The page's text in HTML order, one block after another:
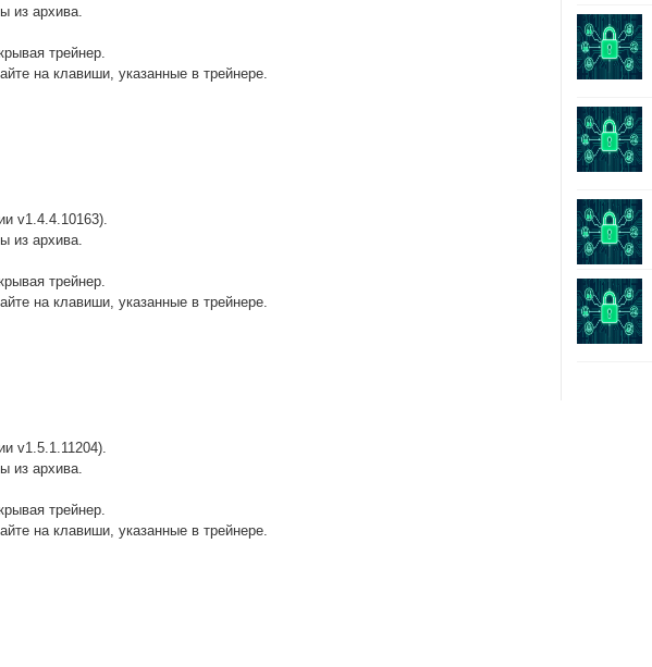
из архива.
трейнер.
на клавиши, указанные в трейнере.
v1.4.4.10163).
из архива.
трейнер.
на клавиши, указанные в трейнере.
v1.5.1.11204).
из архива.
трейнер.
на клавиши, указанные в трейнере.